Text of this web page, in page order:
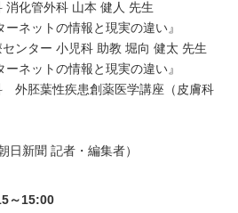
消化管外科 山本 健人 先生
ーネットの情報と現実の違い』
ンター 小児科 助教 堀向 健太 先生
ーネットの情報と現実の違い』
外胚葉性疾患創薬医学講座（皮膚科
日新聞 記者・編集者）
～15:00